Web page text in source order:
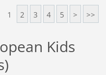
1 2 3 4 5 > >>
Kids